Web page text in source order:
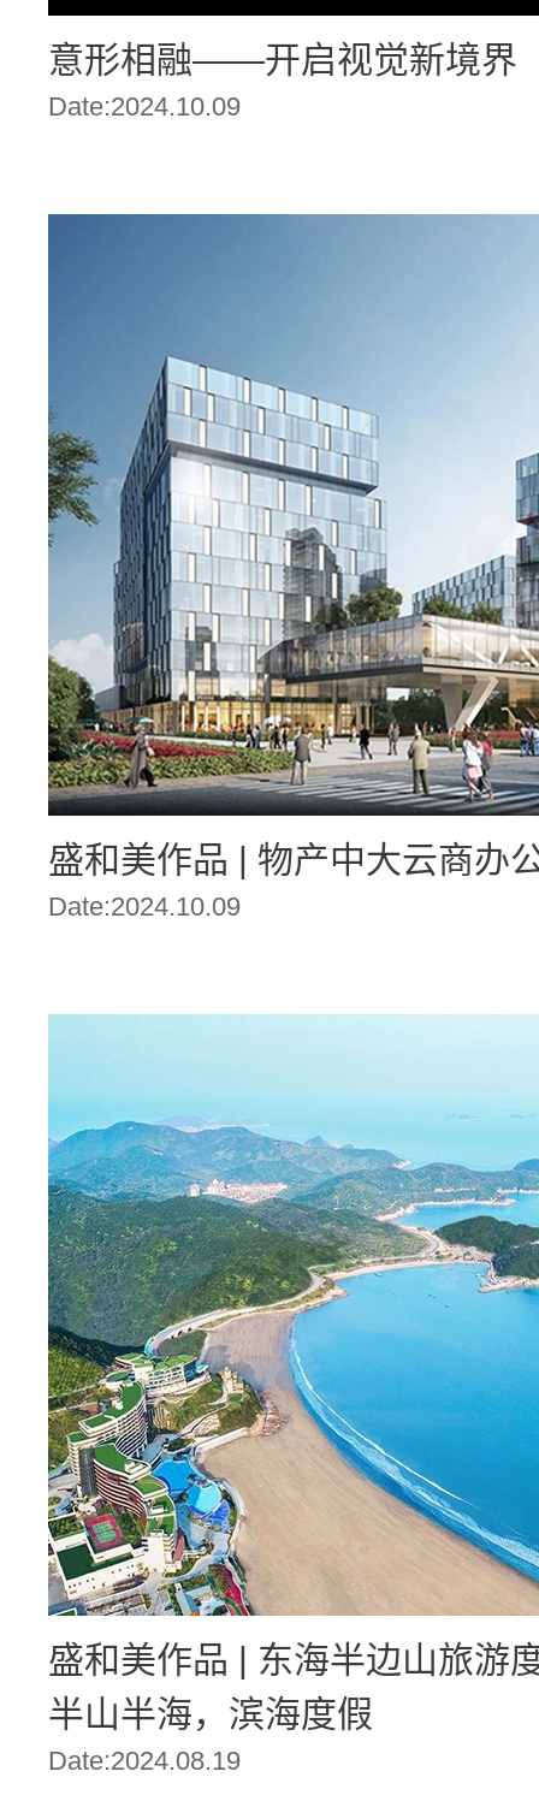
意形相融——开启视觉新境界
Date:2024.10.09
盛和美作品 | 物产中大云商办
Date:2024.10.09
盛和美作品 | 东海半边山旅游
半山半海，滨海度假
Date:2024.08.19